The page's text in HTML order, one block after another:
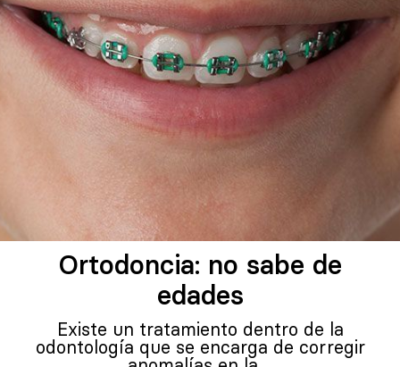
Ortodoncia: no sabe de
edades
Existe un tratamiento dentro de la
odontología que se encarga de corregir